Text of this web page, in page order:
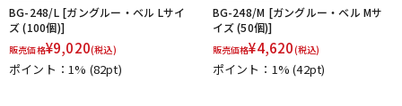
アンプ エフェクター
DJ機器 DTM
BG-248/L [ガングルー・ベル Lサイ
ズ (100個)]
販売価格¥9,020(税込)
ポイント：1% (82pt)
BG-248/M [ガングルー・ベル Mサ
イズ (50個)]
販売価格¥4,620(税込)
ポイント：1%(42pt)